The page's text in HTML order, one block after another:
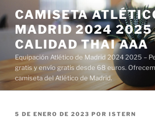
al
contenido
CAMISETA
MADRID 2024
CALIDAD THAI AAA
Equipación Atlético de Madrid 2024 2025 –
gratis y envío gratis desde 68 euros.
camiseta del Atlético de Madrid.
PUBLICADO
5 DE ENERO DE 2023 POR ISTERN